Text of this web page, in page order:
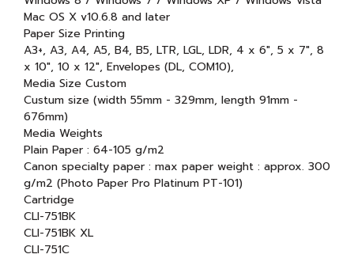
Mac OS X v10.6.8 and later
Paper Size Printing
A3+, A3, A4, A5, B4, B5, LTR, LGL, LDR, 4 x 6", 5 x 7", 8
x 10", 10 x 12", Envelopes (DL, COM10),
Media Size Custom
Custum size (width 55mm - 329mm, length 91mm -
676mm)
Media Weights
Plain Paper : 64-105 g/m2
Canon specialty paper : max paper weight : approx. 300
g/m2 (Photo Paper Pro Platinum PT-101)
Cartridge
CLI-751BK
CLI-751BK XL
CLI-751C